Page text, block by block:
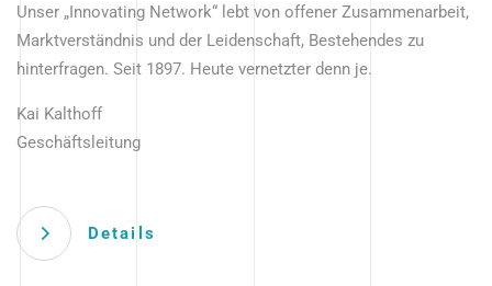
Unser „Innovating Network“ lebt von offener Zusammenarbeit,
Marktverständnis und der Leidenschaft, Bestehendes zu
hinterfragen. Seit 1897. Heute vernetzter denn je.
Kai Kalthoff
Geschäftsleitung
Details